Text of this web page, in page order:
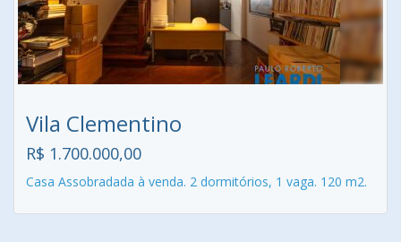
Vila Clementino
R$ 1.700.000,00
Casa Assobradada à venda. 2 dormitórios, 1 vaga. 120 m2.